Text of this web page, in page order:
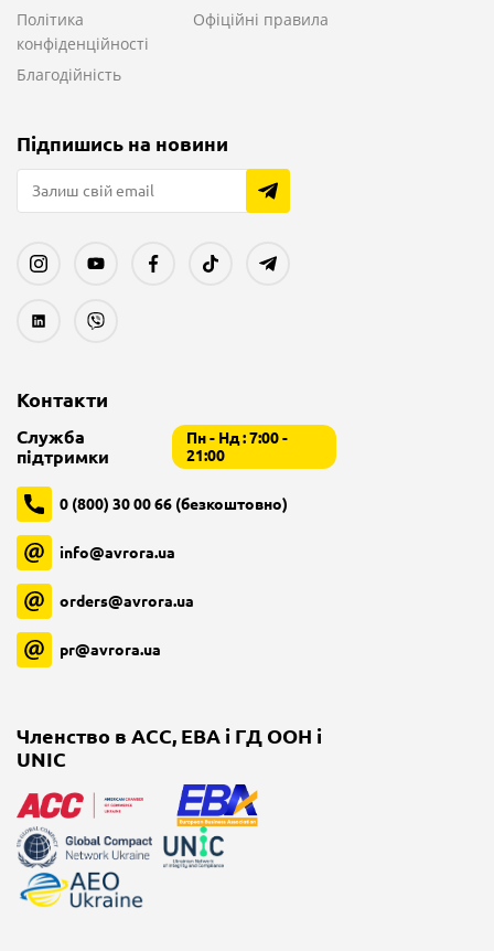
Політика
конфіденційності
Офіційні правила
Благодійність
Підпишись на новини
Контакти
Служба
підтримки
Пн - Нд : 7:00 -
21:00
0 (800) 30 00 66 (безкоштовно)
info@avrora.ua
orders@avrora.ua
pr@avrora.ua
Членство в ACC, EBA і ГД ООН і
UNIC